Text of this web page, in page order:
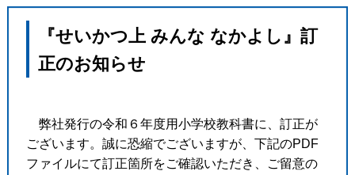
『せいかつ上 みんな なかよし』訂
正のお知らせ
弊社発行の令和６年度用小学校教科書に、訂正が
ございます。誠に恐縮でございますが、下記のPDF
ファイルにて訂正箇所をご確認いただき、ご留意の